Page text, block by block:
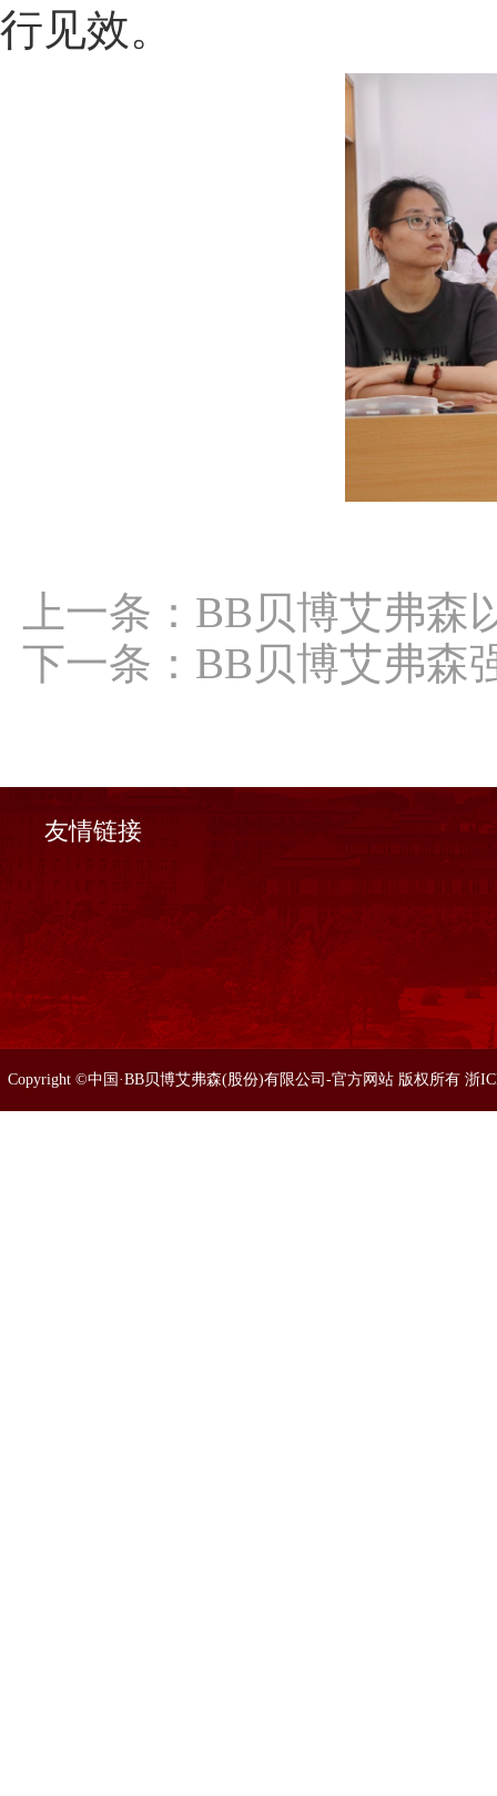
行见效。
上一条： BB贝博艾弗森
下一条： BB贝博艾弗森
友情链接
Copyright ©中国·BB贝博艾弗森(股份)有限公司-官方网站 版权所有 浙